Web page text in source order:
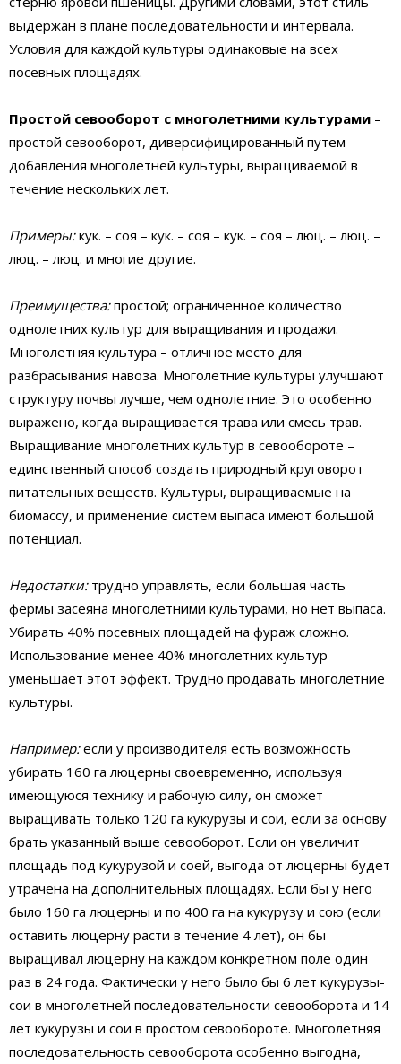
выдержан в плане последовательности и интервала.
Условия для каждой культуры одинаковые на всех
посевных площадях.
Простой севооборот с многолетними культурами –
простой севооборот, диверсифицированный путем
добавления многолетней культуры, выращиваемой в
течение нескольких лет.
Примеры:кук. – соя – кук. – соя – кук. – соя – люц. – люц. –
люц. – люц. и многие другие.
Преимущества:простой; ограниченное количество
однолетних культур для выращивания и продажи.
Многолетняя культура – отличное место для
разбрасывания навоза. Многолетние культуры улучшают
структуру почвы лучше, чем однолетние. Это особенно
выражено, когда выращивается трава или смесь трав.
Выращивание многолетних культур в севообороте –
единственный способ создать природный круговорот
питательных веществ. Культуры, выращиваемые на
биомассу, и применение систем выпаса имеют большой
потенциал.
Недостатки:трудно управлять, если большая часть
фермы засеяна многолетними культурами, но нет выпаса.
Убирать 40% посевных площадей на фураж сложно.
Использование менее 40% многолетних культур
уменьшает этот эффект. Трудно продавать многолетние
культуры.
Например:если у производителя есть возможность
убирать 160 га люцерны своевременно, используя
имеющуюся технику и рабочую силу, он сможет
выращивать только 120 га кукурузы и сои, если за основу
брать указанный выше севооборот. Если он увеличит
площадь под кукурузой и соей, выгода от люцерны будет
утрачена на дополнительных площадях. Если бы у него
было 160 га люцерны и по 400 га на кукурузу и сою (если
оставить люцерну расти в течение 4 лет), он бы
выращивал люцерну на каждом конкретном поле один
раз в 24 года. Фактически у него было бы 6 лет кукурузы-
сои в многолетней последовательности севооборота и 14
лет кукурузы и сои в простом севообороте. Многолетняя
последовательность севооборота особенно выгодна,